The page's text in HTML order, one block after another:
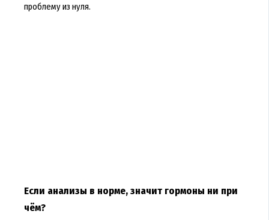
проблему из нуля.
Если анализы в норме, значит гормоны ни при
чём?